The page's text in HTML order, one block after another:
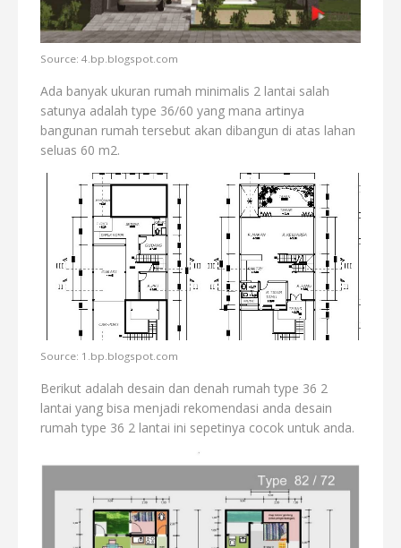
Source: 4.bp.blogspot.com
Ada banyak ukuran rumah minimalis 2 lantai salah
satunya adalah type 36/60 yang mana artinya
bangunan rumah tersebut akan dibangun di atas lahan
seluas 60 m2.
Source: 1.bp.blogspot.com
Berikut adalah desain dan denah rumah type 36 2
lantai yang bisa menjadi rekomendasi anda desain
rumah type 36 2 lantai ini sepetinya cocok untuk anda.